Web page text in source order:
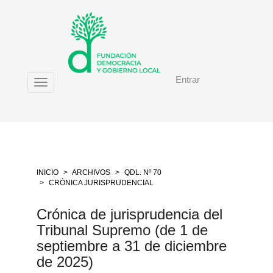
Navegación
Entrar
Toggle
INICIO ARCHIVOS
QDL. Nº 70
CRÓNICA JURISPRUDENCIAL
Crónica de jurisprudencia del
Tribunal Supremo (de 1 de
septiembre a 31 de diciembre
de 2025)